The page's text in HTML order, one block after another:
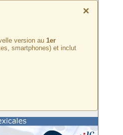
×
version au 1er
smartphones) et inclut